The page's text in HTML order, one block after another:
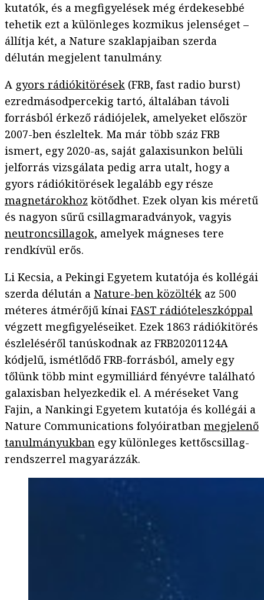
kutatók, és a megfigyelések még érdekesebbé
tehetik ezt a különleges kozmikus jelenséget –
állítja két, a Nature szaklapjaiban szerda
délután megjelent tanulmány.
A gyors rádiókitörések (FRB, fast radio burst)
ezredmásodpercekig tartó, általában távoli
forrásból érkező rádiójelek, amelyeket először
2007-ben észleltek. Ma már több száz FRB
ismert, egy 2020-as, saját galaxisunkon belüli
jelforrás vizsgálata pedig arra utalt, hogy a
gyors rádiókitörések legalább egy része
magnetárokhoz kötődhet. Ezek olyan kis méretű
és nagyon sűrű csillagmaradványok, vagyis
neutroncsillagok, amelyek mágneses tere
rendkívül erős.
Li Kecsia, a Pekingi Egyetem kutatója és kollégái
szerda délután a Nature-ben közölték az 500
méteres átmérőjű kínai FAST rádióteleszkóppal
végzett megfigyeléseiket. Ezek 1863 rádiókitörés
észleléséről tanúskodnak az FRB20201124A
kódjelű, ismétlődő FRB-forrásból, amely egy
tőlünk több mint egymilliárd fényévre található
galaxisban helyezkedik el. A méréseket Vang
Fajin, a Nankingi Egyetem kutatója és kollégái a
Nature Communications folyóiratban megjelenő
tanulmányukban egy különleges kettőscsillag-
rendszerrel magyarázzák.